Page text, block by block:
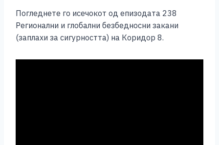
Погледнете го исечокот од епизодата 238
Регионални и глобални безбедносни закани
(заплахи за сигурността) на Коридор 8.